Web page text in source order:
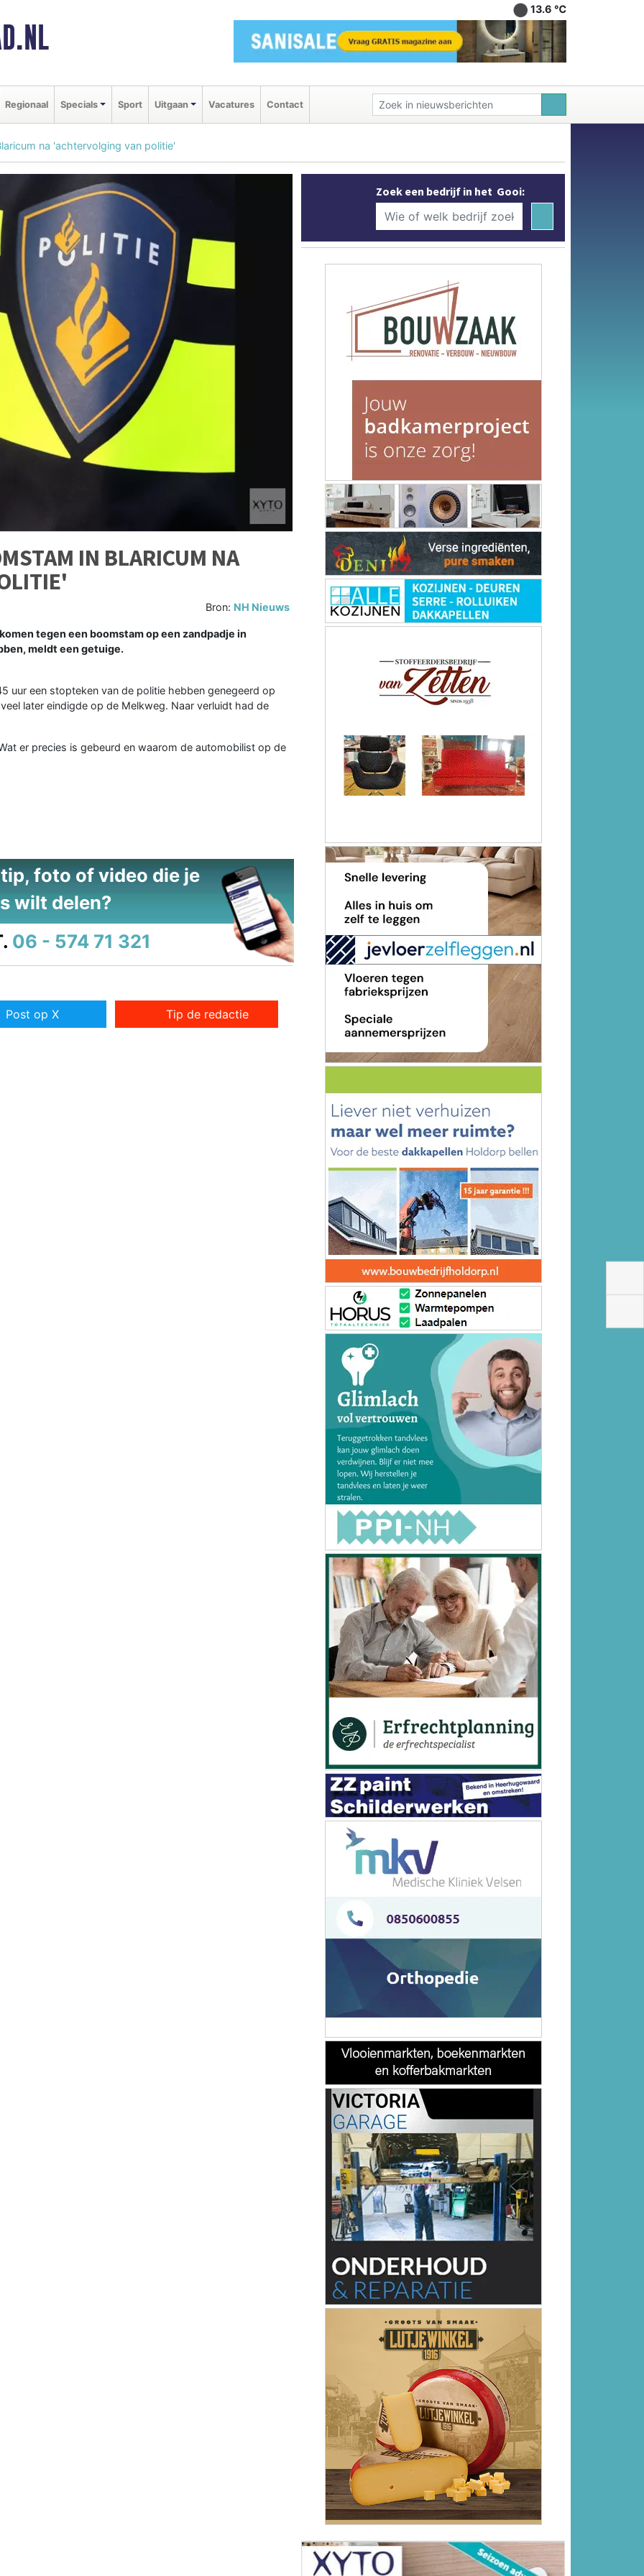
13.6 ℃
Regionaal Specials Sport Uitgaan Vacatures Contact
na 'achtervolging van politie'
IN BLARICUM NA
Bron: NH Nieuws
tegen een boomstam op een zandpadje in
meldt een getuige.
uur een stopteken van de politie hebben genegeerd op
later eindigde op de Melkweg. Naar verluidt had de
er precies is gebeurd en waarom de automobilist op de
foto of video die je
wilt delen?
06 - 574 71 321
Post op X Tip de redactie
Zoek een bedrijf in het Gooi: